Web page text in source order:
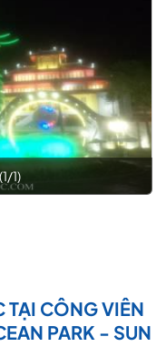
1/1)
TẠI CÔNG VIÊN
PARK - SUN